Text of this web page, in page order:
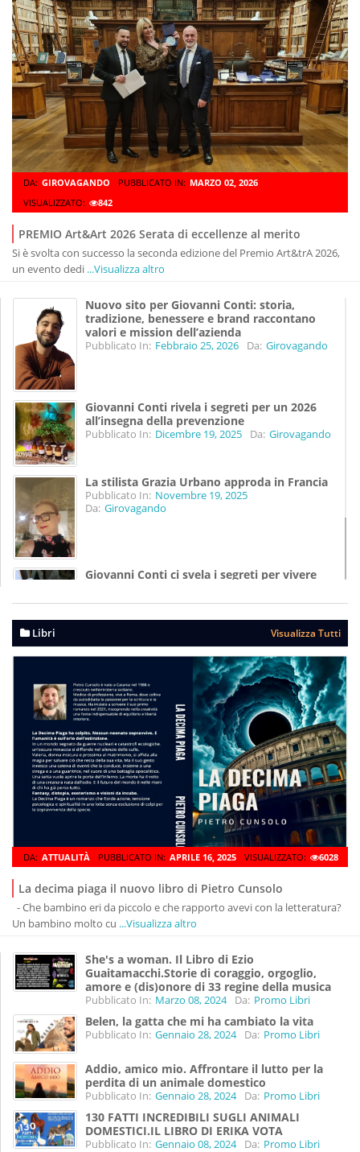
DA: GIROVAGANDO PUBBLICATO IN: MARZO 02, 2026
VISUALIZZATO:
842
PREMIO Art&Art 2026 Serata di eccellenze al merito
Si è svolta con successo la seconda edizione del Premio Art&trA 2026,
un evento dedi ...Visualizza altro
Nuovo sito per Giovanni Conti: storia,
tradizione, benessere e brand raccontano
valori e mission dell’azienda
Pubblicato In: Febbraio 25, 2026 Da: Girovagando
Giovanni Conti rivela i segreti per un 2026
all’insegna della prevenzione
Pubblicato In: Dicembre 19, 2025 Da: Girovagando
La stilista Grazia Urbano approda in Francia
Pubblicato In: Novembre 19, 2025
Da: Girovagando
Giovanni Conti ci svela i segreti per vivere
Pubblicato In: Agosto 07, 2025 Da: Girovagando
Libri Visualizza Tutti
DA: ATTUALITÀ PUBBLICATO IN: APRILE 16, 2025 VISUALIZZATO: 6028
La decima piaga il nuovo libro di Pietro Cunsolo
- Che bambino eri da piccolo e che rapporto avevi con la letteratura?
Un bambino molto cu ...Visualizza altro
She's a woman. Il Libro di Ezio
Guaitamacchi.Storie di coraggio, orgoglio,
amore e (dis)onore di 33 regine della musica
Pubblicato In: Marzo 08, 2024 Da: Promo Libri
Belen, la gatta che mi ha cambiato la vita
Pubblicato In: Gennaio 28, 2024 Da: Promo Libri
Addio, amico mio. Affrontare il lutto per la
perdita di un animale domestico
Pubblicato In: Gennaio 28, 2024 Da: Promo Libri
130 FATTI INCREDIBILI SUGLI ANIMALI
DOMESTICI.IL LIBRO DI ERIKA VOTA
Pubblicato In: Gennaio 08, 2024 Da: Promo Libri